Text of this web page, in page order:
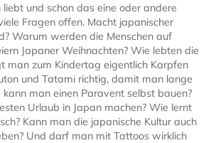
und schon das eine oder andere
Fragen offen. Macht japanischer
Warum werden die Menschen auf
Japaner Weihnachten? Wie lebten die
man zum Kindertag eigentlich Karpfen
und Tatami richtig, damit man lange
man einen Paravent selbst bauen?
Urlaub in Japan machen? Wie lernt
Kann man die japanische Kultur auch
Und darf man mit Tattoos wirklich